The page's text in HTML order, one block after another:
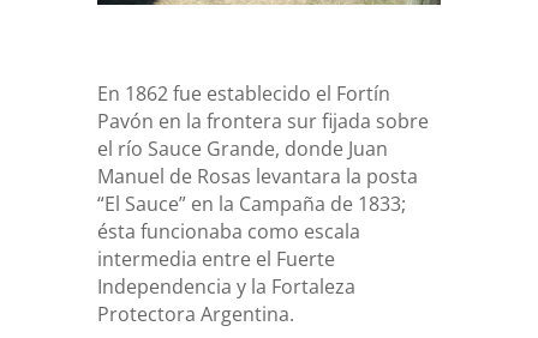
En 1862 fue establecido el Fortín
Pavón en la frontera sur fijada sobre
el río Sauce Grande, donde Juan
Manuel de Rosas levantara la posta
“El Sauce” en la Campaña de 1833;
ésta funcionaba como escala
intermedia entre el Fuerte
Independencia y la Fortaleza
Protectora Argentina.